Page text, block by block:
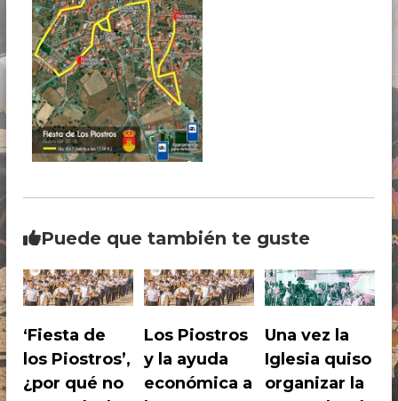
i
o
s
t
r
o
s
,
e
r
o
c
h
e
r
g
e
n
d
e
P
i
e
d
s
n
t
s
e
P
e
d
o
Puede que también te guste
‘Fiesta de
los Piostros’,
¿por qué no
Los Piostros
y la ayuda
económica a
Una vez la
Iglesia quiso
organizar la